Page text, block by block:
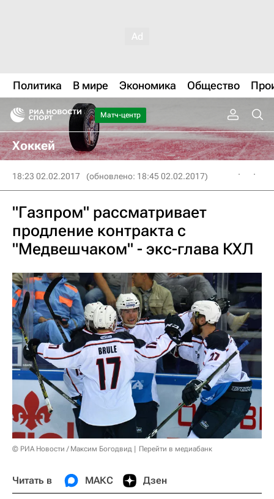
Политика В мире Экономика Общество
Матч-центр
Хоккей
18:23 02.02.2017 (обновлено: 18:45 02.02.2017)
"Газпром" рассматривает
продление контракта с
"Медвешчаком" - экс-глава КХЛ
© РИА Новости / Максим Богодвид Перейти в медиабанк
Читать в МАКС Дзен